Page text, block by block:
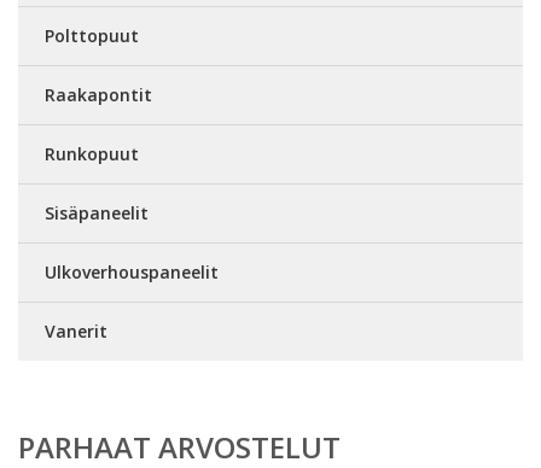
Polttopuut
Raakapontit
Runkopuut
Sisäpaneelit
Ulkoverhouspaneelit
Vanerit
PARHAAT ARVOSTELUT